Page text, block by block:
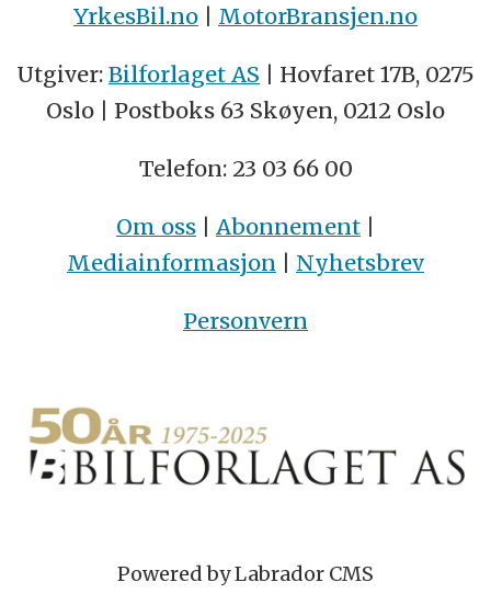
YrkesBil.no
MotorBransjen.no
Utgiver: Bilforlaget AS | Hovfaret 17B, 0275
Oslo | Postboks 63 Skøyen, 0212 Oslo
Telefon: 23 03 66 00
Om oss | Abonnement |
Mediainformasjon | Nyhetsbrev
Personvern
Powered by Labrador CMS